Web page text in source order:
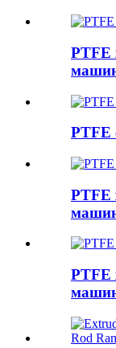
PTFE
PTFE
PTFE
PTFE